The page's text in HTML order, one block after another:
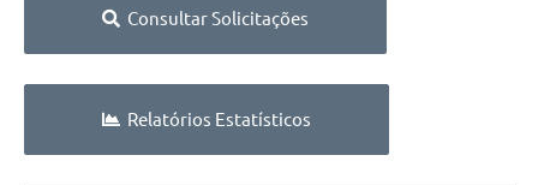
Secretarias
Consultar Solicitações
Relatórios Estatísticos